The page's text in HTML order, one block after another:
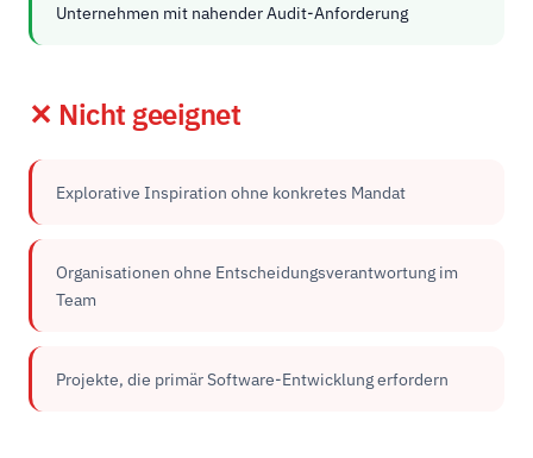
Unternehmen mit nahender Audit-Anforderung
✕ Nicht geeignet
Explorative Inspiration ohne konkretes Mandat
Organisationen ohne Entscheidungsverantwortung im
Team
Projekte, die primär Software-Entwicklung erfordern